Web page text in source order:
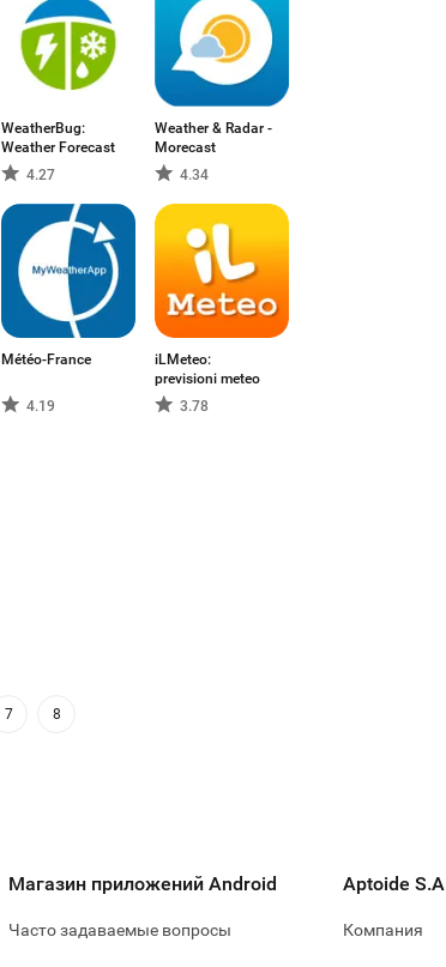
WeatherBug:
Weather Forecast
4.27
Weather & Radar -
Morecast
4.34
Météo-France
4.19
iLMeteo:
previsioni meteo
3.78
7 8
Магазин приложений Android
Часто задаваемые вопросы
Aptoide S.A
Компания